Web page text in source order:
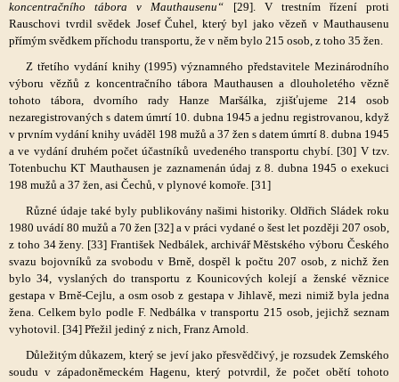
koncentračního tábora v Mauthausenu“ [29]. V trestním řízení proti
Rauschovi tvrdil svědek Josef Čuhel, který byl jako vězeň v Mauthausenu
přímým svědkem příchodu transportu, že v něm bylo 215 osob, z toho 35 žen.
Z třetího vydání knihy (1995) významného představitele Mezinárodního
výboru vězňů z koncentračního tábora Mauthausen a dlouholetého vězně
tohoto tábora, dvorního rady Hanze Maršálka, zjišťujeme 214 osob
nezaregistrovaných s datem úmrtí 10. dubna 1945 a jednu registrovanou, když
v prvním vydání knihy uváděl 198 mužů a 37 žen s datem úmrtí 8. dubna 1945
a ve vydání druhém počet účastníků uvedeného transportu chybí. [30] V tzv.
Totenbuchu KT Mauthausen je zaznamenán údaj z 8. dubna 1945 o exekuci
198 mužů a 37 žen, asi Čechů, v plynové komoře. [31]
Různé údaje také byly publikovány našimi historiky. Oldřich Sládek roku
1980 uvádí 80 mužů a 70 žen [32] a v práci vydané o šest let později 207 osob,
z toho 34 ženy. [33] František Nedbálek, archivář Městského výboru Českého
svazu bojovníků za svobodu v Brně, dospěl k počtu 207 osob, z nichž žen
bylo 34, vyslaných do transportu z Kounicových kolejí a ženské věznice
gestapa v Brně-Cejlu, a osm osob z gestapa v Jihlavě, mezi nimiž byla jedna
žena. Celkem bylo podle F. Nedbálka v transportu 215 osob, jejichž seznam
vyhotovil. [34] Přežil jediný z nich, Franz Arnold.
Důležitým důkazem, který se jeví jako přesvědčivý, je rozsudek Zemského
soudu v západoněmeckém Hagenu, který potvrdil, že počet obětí tohoto